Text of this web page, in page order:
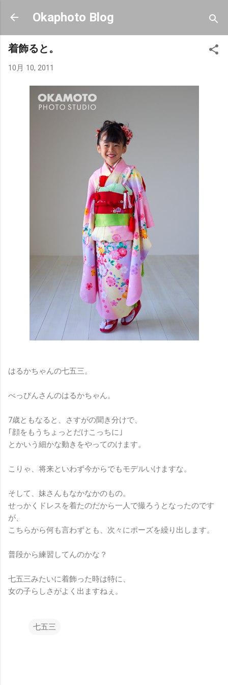
スキップしてメイン コンテンツに移動
Okaphoto Blog
着飾ると。
10月 10, 2011
はるかちゃんの七五三。
べっぴんさんのはるかちゃん。
7歳ともなると、さすがの聞き分けで、
｢顔をもうちょっとだけこっちに｣
とかいう細かな動きをやってのけます。
こりゃ、将来といわず今からでもモデルいけますな。
そして、妹さんもなかなかのもの。
せっかくドレスを着たのだから一人で撮ろうとなったのです
が、
こちらから何も言わずとも、次々にポーズを繰り出します。
普段から練習してんのかな？
七五三みたいに着飾った時は特に、
女の子らしさがよく出ますねぇ。
七五三